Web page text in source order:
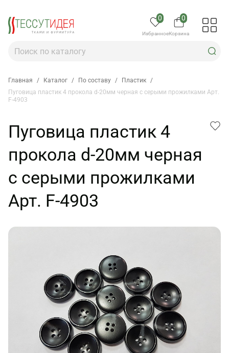
0
Избранное
0
Корзина
Главная / Каталог / По составу / Пластик /
Пуговица пластик 4 прокола d-20мм черная с серыми прожилками Арт.
F-4903
Пуговица пластик 4
прокола d-20мм черная
с серыми прожилками
Арт. F-4903